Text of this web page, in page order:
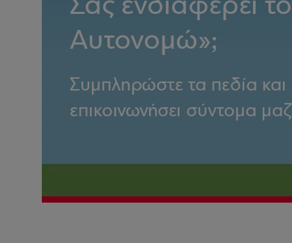
Σας ενδιαφέρει
Αυτονομώ»;
Συμπληρώστε τα πεδία και
επικοινωνήσει σύντομα